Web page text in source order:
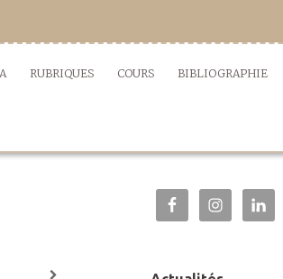
RUBRIQUES COURS BIBLIOGRAPHIE